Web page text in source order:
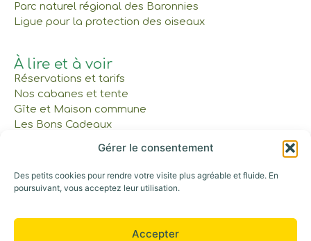
Gérer le consentement
Des petits cookies pour rendre votre visite plus agréable et fluide. En
poursuivant, vous acceptez leur utilisation.
Accepter
Parc naturel régional des Baronnies
Ligue pour la protection des oiseaux
À lire et à voir
Réservations et tarifs
Nos cabanes et tente
Gîte et Maison commune
Les Bons Cadeaux
Appelez-nous au : 06 42 30 53 52